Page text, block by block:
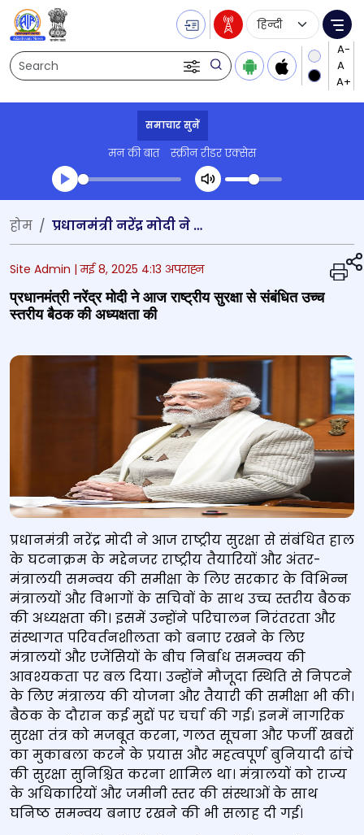
Search
Language
समाचार सुनें
मन की बात स्क्रीन रीडर एक्सेस
Transcript summary
प्ले ऑडियो
होम प्रधानमंत्री नरेंद्र मोदी ने आज राष्ट्रीय सुरक्षा से संबंधित उच्च स्तरीय बैठक की अध्यक्षता की
Site Admin |मई 8, 2025 4:13 अपराह्न
प्रधानमंत्री नरेंद्र मोदी ने आज राष्ट्रीय सुरक्षा से संबंधित उच्च
स्तरीय बैठक की अध्यक्षता की
The Prime Minister, Shri Narendra Modi chairing the
review meeting on Covid 19 situation, through video
conferencing, in New Delhi on January 09, 2022.
प्रधानमंत्री नरेंद्र मोदी ने आज राष्ट्रीय सुरक्षा से संबंधित हाल
के घटनाक्रम के मद्देनजर राष्ट्रीय तैयारियों और अंतर-
मंत्रालयी समन्वय की समीक्षा के लिए सरकार के विभिन्न
मंत्रालयों और विभागों के सचिवों के साथ उच्च स्तरीय बैठक
की अध्यक्षता की। इसमें उन्‍होंने परिचालन निरंतरता और
संस्थागत परिवर्तनशीलता को बनाए रखने के लिए
मंत्रालयों और एजेंसियों के बीच निर्बाध समन्वय की
आवश्यकता पर बल दिया। उन्होंने मौजूदा स्थिति से निपटने
के लिए मंत्रालय की योजना और तैयारी की समीक्षा भी की।
बैठक के दौरान कई मुद्दों पर चर्चा की गई। इनमें नागरिक
सुरक्षा तंत्र को मजबूत करना, गलत सूचना और फर्जी खबरों
का मुकाबला करने के प्रयास और महत्वपूर्ण बुनियादी ढांचे
की सुरक्षा सुनिश्चित करना शामिल था। मंत्रालयों को राज्य
के अधिकारियों और जमीनी स्तर की संस्थाओं के साथ
घनिष्ठ समन्वय बनाए रखने की भी सलाह दी गई।